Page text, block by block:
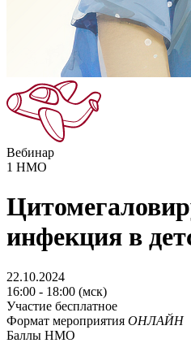
Вебинар
1 НМО
инфекция в
22.10.2024
16:00 - 18:00 (мск)
Участие бесплатное
Формат мероприятия ОНЛАЙН
Баллы НМО